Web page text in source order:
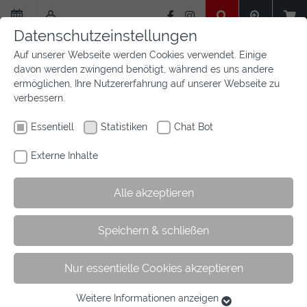
Zum
Hauptinhalt
springen
Sie
hier:
Startseite Aktuelles Newsfeed
Die Westfalenteams für den
Bundesvierkampf
Datenschutzeinstellungen
Auf unserer Webseite werden Cookies verwendet. Einige
davon werden zwingend benötigt, während es uns andere
ermöglichen, Ihre Nutzererfahrung auf unserer Webseite zu
verbessern.
Essentiell Statistiken Chat Bot
Externe Inhalte
Alle akzeptieren
Speichern & schließen
Nur essentielle Cookies akzeptieren
Weitere Informationen anzeigen